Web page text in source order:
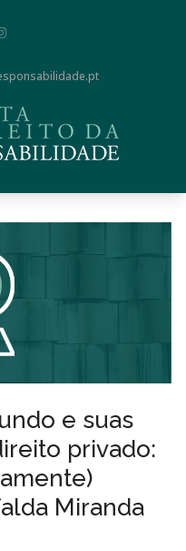
e suas
privado:
Miranda